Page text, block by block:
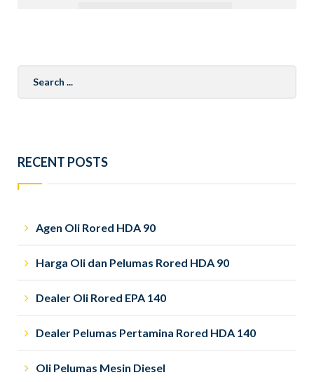
for:
RECENT POSTS
Agen Oli Rored HDA 90
Harga Oli dan Pelumas Rored HDA 90
Dealer Oli Rored EPA 140
Dealer Pelumas Pertamina Rored HDA 140
Oli Pelumas Mesin Diesel